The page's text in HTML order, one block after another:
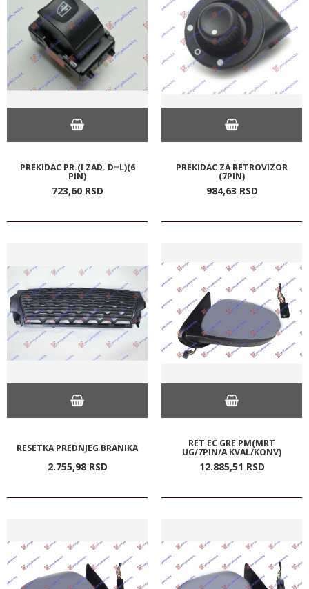
PREKIDAC PR.(I ZAD. D=L)(6
PIN)
723,60 RSD
PREKIDAC ZA RETROVIZOR
(7PIN)
984,63 RSD
RESETKA PREDNJEG BRANIKA
2.755,98 RSD
RET EC GRE PM(MRT
UG/7PIN/A KVAL/KONV)
12.885,51 RSD